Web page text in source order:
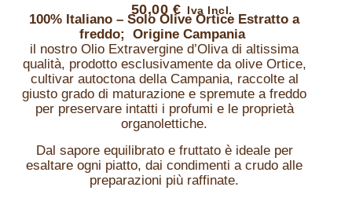
50,00 €
100% Italiano – Solo Olive Ortice Estratto a
freddo; Origine Campania
il nostro Olio Extravergine d’Oliva di altissima
qualità, prodotto esclusivamente da olive Ortice,
cultivar autoctona della Campania, raccolte al
giusto grado di maturazione e spremute a freddo
per preservare intatti i profumi e le proprietà
organolettiche.
Dal sapore equilibrato e fruttato è ideale per
esaltare ogni piatto, dai condimenti a crudo alle
preparazioni più raffinate.